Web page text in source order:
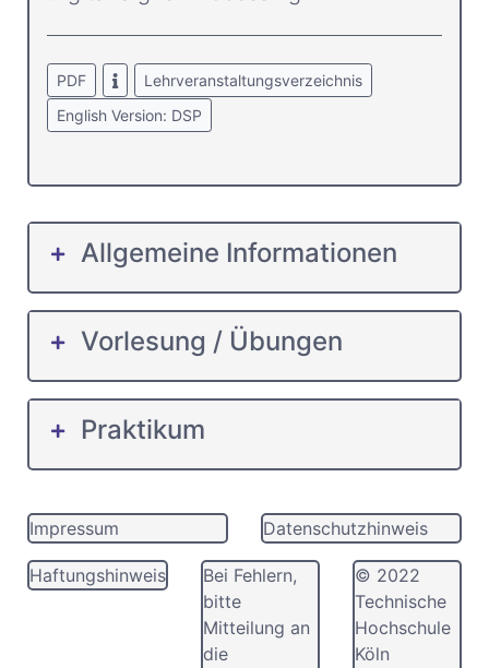
PDF
Lehrveranstaltungsverzeichnis
English Version: DSP
Allgemeine Informationen
Vorlesung / Übungen
Praktikum
Impressum Datenschutzhinweis
Haftungshinweis
Bei Fehlern,
bitte
Mitteilung an
die
© 2022
Technische
Hochschule
Köln